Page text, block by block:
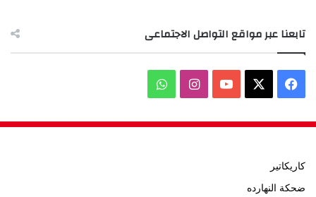
تابعنا عبر مواقع التواصل الاجتماعى
فيسبوك ‫YouTubeانستقرامواتساب
كاريكاتير
ضحكة النهارده